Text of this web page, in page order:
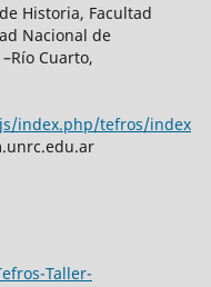
Historia, Facultad
Nacional de
Cuarto,
index.php/tefros/index
Taller-